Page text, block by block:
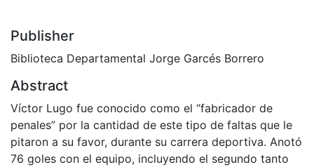
Publisher
Biblioteca Departamental Jorge Garcés Borrero
Abstract
Víctor Lugo fue conocido como el “fabricador de
penales” por la cantidad de este tipo de faltas que le
pitaron a su favor, durante su carrera deportiva. Anotó
76 goles con el equipo, incluyendo el segundo tanto